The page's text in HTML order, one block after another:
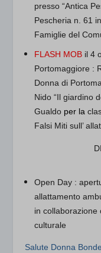
presso “Antica
Pescheria n. 61
Famiglie del
FLASH MOB il 4
Portomaggiore :
Donna di
Nido “Il giardino
Gualdo per la
Falsi Miti sull’
Open Day :
allattamento
in collaborazione
culturale
Salute Donna